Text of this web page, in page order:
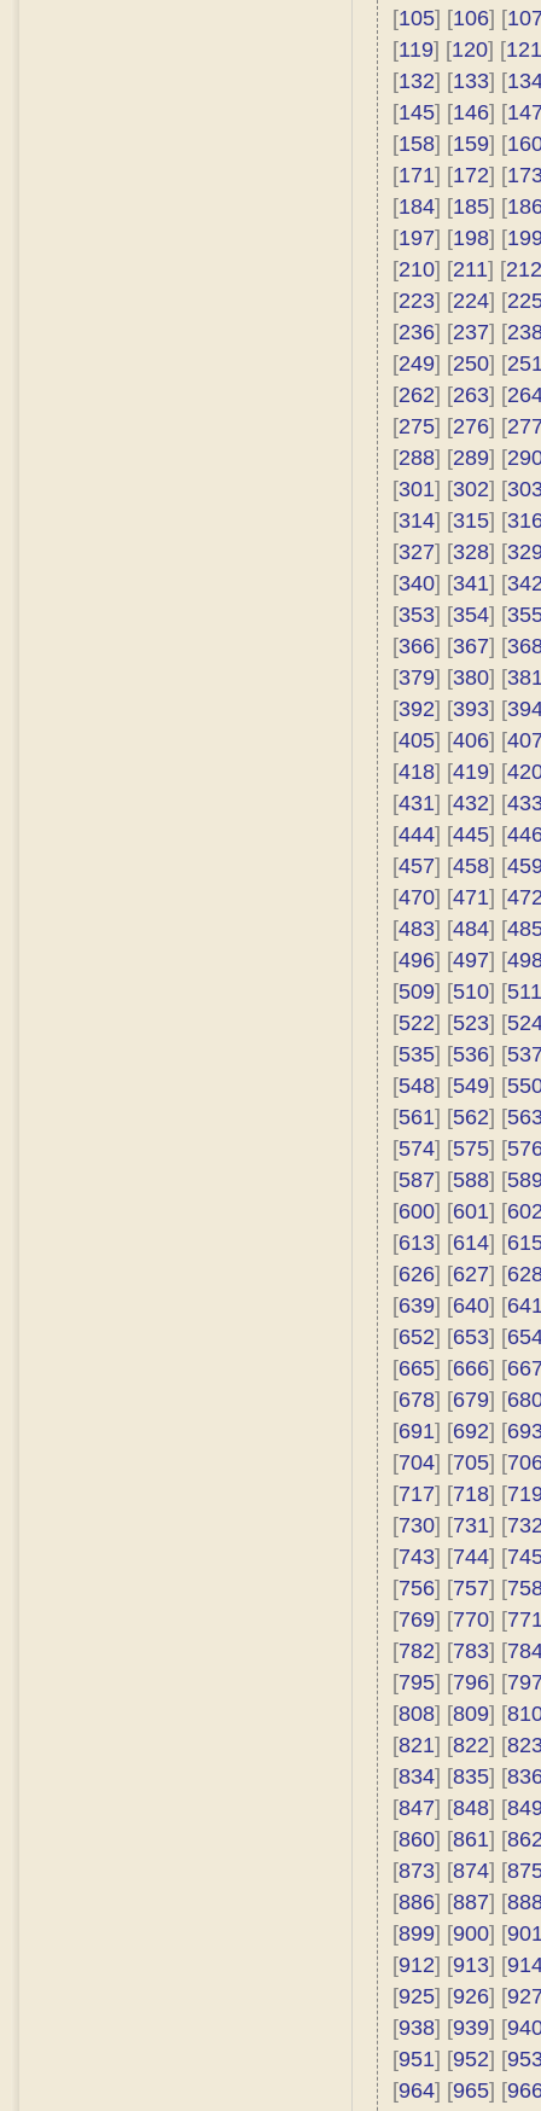
[105] [106] [
[119] [120] [121
[132] [133] [
[145] [146] [
[158] [159] [
[171] [172] [
[184] [185] [
[197] [198] [
[210] [211] [212
[223] [224] [
[236] [237] [
[249] [250] [
[262] [263] [
[275] [276] [
[288] [289] [
[301] [302] [
[314] [315] [
[327] [328] [
[340] [341] [
[353] [354] [
[366] [367] [
[379] [380] [
[392] [393] [
[405] [406] [
[418] [419] [
[431] [432] [
[444] [445] [
[457] [458] [
[470] [471] [
[483] [484] [
[496] [497] [
[509] [510] [511
[522] [523] [
[535] [536] [
[548] [549] [
[561] [562] [
[574] [575] [
[587] [588] [
[600] [601] [
[613] [614] [
[626] [627] [
[639] [640] [
[652] [653] [
[665] [666] [
[678] [679] [
[691] [692] [
[704] [705] [
[717] [718] [
[730] [731] [
[743] [744] [
[756] [757] [
[769] [770] [
[782] [783] [
[795] [796] [
[808] [809] [
[821] [822] [
[834] [835] [
[847] [848] [
[860] [861] [
[873] [874] [
[886] [887] [
[899] [900] [
[912] [913] [
[925] [926] [
[938] [939] [
[951] [952] [
[964] [965] [